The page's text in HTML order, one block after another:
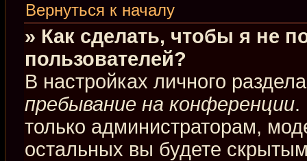
Вернуться к началу
» Как сделать, чтобы я не
пользователей?
В настройках личного
пребывание на конференции.
только администраторам,
остальных вы будете